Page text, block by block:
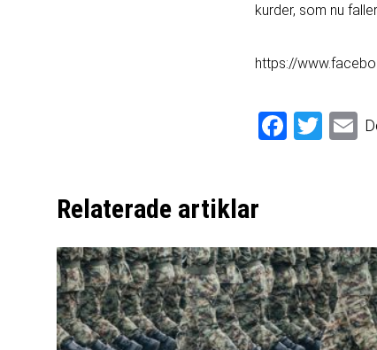
kurder, som nu
https://
Facebook
Twitter
Relaterade artiklar